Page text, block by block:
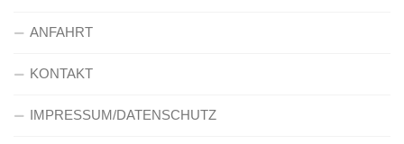
ANFAHRT
KONTAKT
IMPRESSUM/DATENSCHUTZ